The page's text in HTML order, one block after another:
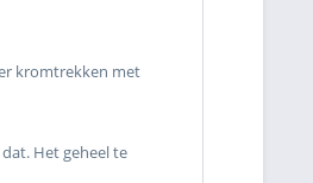
kromtrekken met
Het geheel te